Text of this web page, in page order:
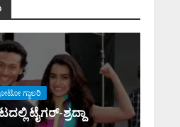
ಗ್ಯಾಲರಿ
ಟೈಗರ್-ಶ್ರದ್ದಾ